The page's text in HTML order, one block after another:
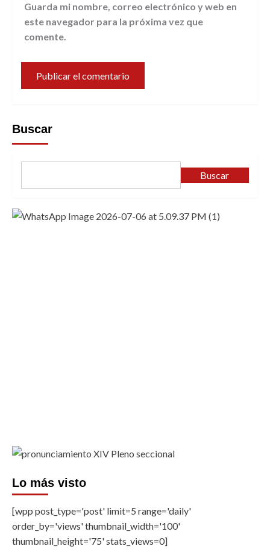
Guarda mi nombre, correo electrónico y web en
este navegador para la próxima vez que
comente.
Buscar
Buscar
Lo más visto
[wpp post_type='post' limit=5 range='daily'
order_by='views' thumbnail_width='100'
thumbnail_height='75' stats_views=0]